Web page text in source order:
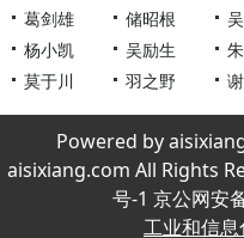
葛剑雄
储昭根
杨小凯
吴励生
莫于川
羽之野
Powered by
aisixiang.com All Rights
号-1 京公网安
工业和信